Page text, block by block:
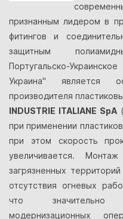
признанным лидером в
фитингов и
защитным
Португальско-
Украина" является
производителя
INDUSTRIE ITALIANE SpA
при применении
при этом скорость
увеличивается.
загрязненных
отсутствия огневых
что значительно
модернизационных